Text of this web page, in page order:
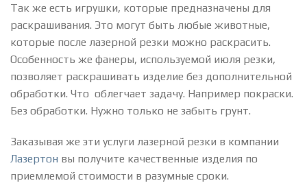
Так же есть игрушки, которые предназначены для
раскрашивания. Это могут быть любые животные,
которые после лазерной резки можно раскрасить.
Особенность же фанеры, используемой июля резки,
позволяет раскрашивать изделие без дополнительной
обработки. Что облегчает задачу. Например покраски.
Без обработки. Нужно только не забыть грунт.
Заказывая же эти услуги лазерной резки в компании
Лазертон вы получите качественные изделия по
приемлемой стоимости в разумные сроки.